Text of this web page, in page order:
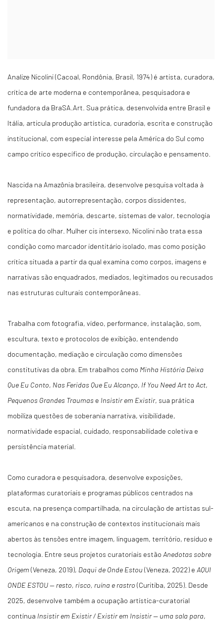
Analize Nicolini (Cacoal, Rondônia, Brasil, 1974) é artista, curadora,
crítica de arte moderna e contemporânea, pesquisadora e
fundadora da BraSA.Art. Sua prática, desenvolvida entre Brasil e
Itália, articula produção artística, curadoria, escrita e construção
institucional, com especial interesse pela América do Sul como
campo crítico específico de produção, circulação e pensamento.
Nascida na Amazônia brasileira, desenvolve pesquisa voltada à
representação, autorrepresentação, corpos dissidentes,
normatividade, memória, descarte, sistemas de valor, tecnologia
e política do olhar. Mulher cis intersexo, Nicolini não trata essa
condição como marcador identitário isolado, mas como posição
crítica situada a partir da qual examina como corpos, imagens e
narrativas são enquadrados, mediados, legitimados ou recusados
nas estruturas culturais contemporâneas.
Trabalha com fotografia, vídeo, performance, instalação, som,
escultura, texto e protocolos de exibição, entendendo
documentação, mediação e circulação como dimensões
constitutivas da obra. Em trabalhos como Minha História Deixa
Que Eu Conto, Nas Feridas Que Eu Alcanço, If You Need Art to Act,
Pequenos Grandes Traumas e Insistir em Existir, sua prática
mobiliza questões de soberania narrativa, visibilidade,
normatividade espacial, cuidado, responsabilidade coletiva e
persistência material.
Como curadora e pesquisadora, desenvolve exposições,
plataformas curatoriais e programas públicos centrados na
escuta, na presença compartilhada, na circulação de artistas sul-
americanos e na construção de contextos institucionais mais
abertos às tensões entre imagem, linguagem, território, resíduo e
tecnologia. Entre seus projetos curatoriais estão Anedotas sobre
Origem (Veneza, 2019), Daqui de Onde Estou (Veneza, 2022) e AQUI
ONDE ESTOU — resto, risco, ruína e rastro (Curitiba, 2025). Desde
2025, desenvolve também a ocupação artística-curatorial
contínua Insistir em Existir / Existir em Insistir — uma sala para,